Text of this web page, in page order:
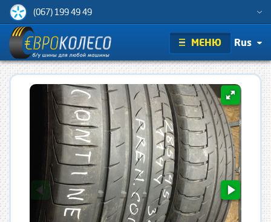
(067) 199 49 49
МЕНЮ Rus